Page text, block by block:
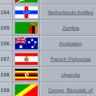
154. Netherlands Antilles
155. Zambia
156. Australien
157. French Polynesia
158. Uganda
159. Congo, Republic of